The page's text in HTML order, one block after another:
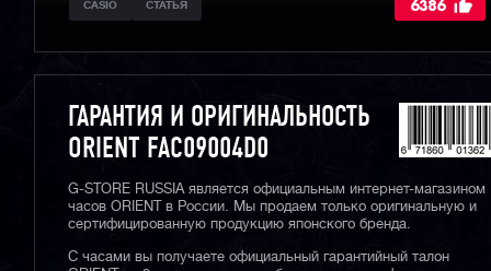
CASIO СТАТЬЯ 6386
ГАРАНТИЯ И ОРИГИНАЛЬНОСТЬ
ORIENT FAC09004D0
G-STORE RUSSIA является официальным интернет-магазином
часов ORIENT в России. Мы продаем только оригинальную и
сертифицированную продукцию японского бренда.
С часами вы получаете официальный гарантийный талон